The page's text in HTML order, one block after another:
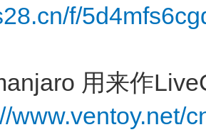
f/
用来作
www.ventoy.net/